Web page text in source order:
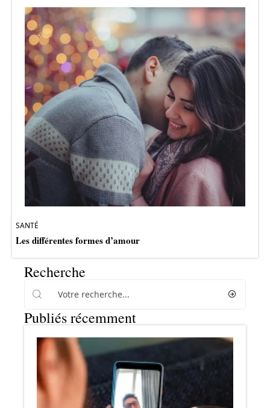
SANTÉ
Les différentes formes d’amour
Recherche
Publiés récemment